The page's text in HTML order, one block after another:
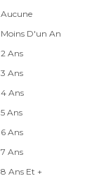
Aucune
Moins D'un An
2 Ans
3 Ans
4 Ans
5 Ans
6 Ans
7 Ans
8 Ans Et +